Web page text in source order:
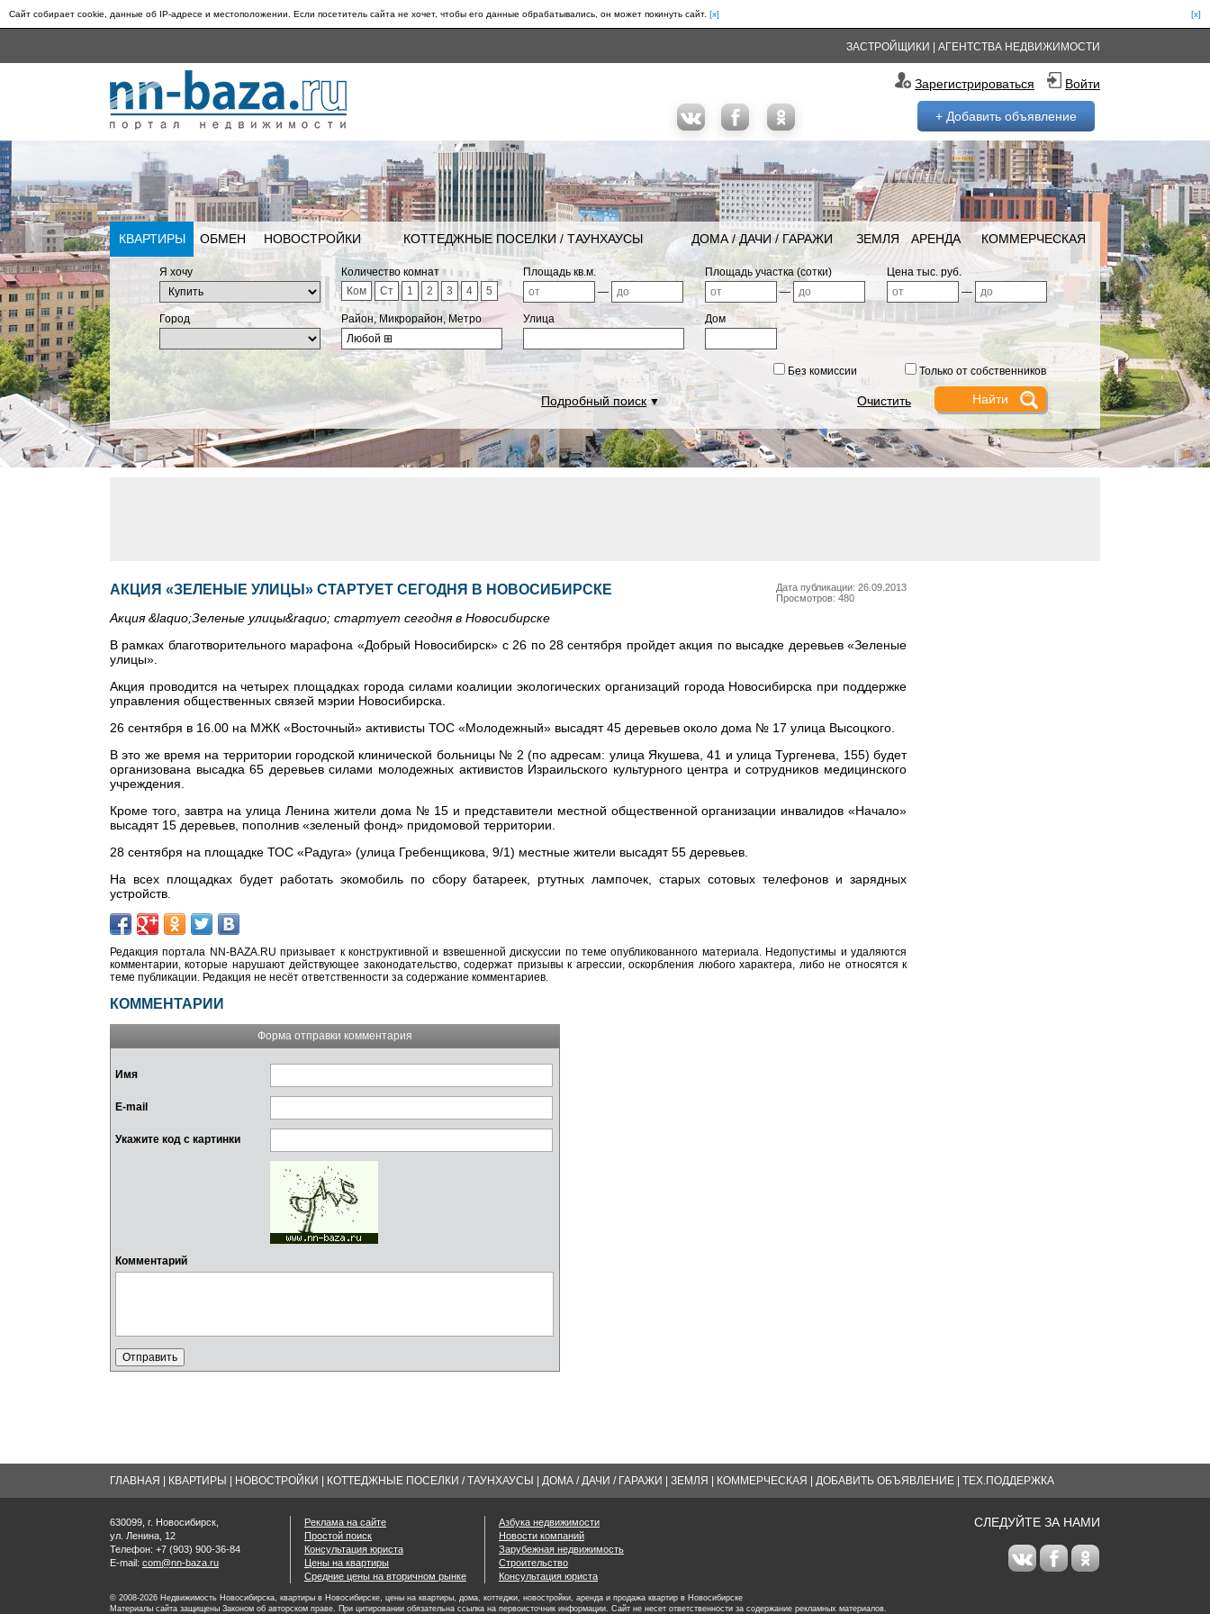
Сайт собирает cookie, данные об IP-адресе и местоположении. Если посетитель сайта не хочет, чтобы его данные обрабатывались, он может покинуть сайт. [x]
[x]
ЗАСТРОЙЩИКИ АГЕНТСТВА НЕДВИЖИМОСТИ
Зарегистрироваться Войти
+ Добавить объявление
КВАРТИРЫ ОБМЕН НОВОСТРОЙКИ КОТТЕДЖНЫЕ ПОСЕЛКИ / ТАУНХАУСЫ ДОМА / ДАЧИ / ГАРАЖИ ЗЕМЛЯ АРЕНДА КОММЕРЧЕСКАЯ
Я хочу
Количество комнат
Ком
Ст 1 2 3 4 5
Площадь кв.м.
—
Площадь участка (сотки)
—
Цена тыс. руб.
—
Город
Район, Микрорайон, Метро
Любой ⊞
Улица Дом
Без комиссии Только от собственников
Подробный поиск▼ Очистить
Дата публикации: 26.09.2013
Просмотров: 480
АКЦИЯ «ЗЕЛЕНЫЕ УЛИЦЫ» СТАРТУЕТ СЕГОДНЯ В НОВОСИБИРСКЕ
Акция &laquo;Зеленые улицы&raquo; стартует сегодня в Новосибирске
В рамках благотворительного марафона «Добрый Новосибирск» с 26 по 28 сентября пройдет акция по высадке деревьев «Зеленые
улицы».
Акция проводится на четырех площадках города силами коалиции экологических организаций города Новосибирска при поддержке
управления общественных связей мэрии Новосибирска.
26 сентября в 16.00 на МЖК «Восточный» активисты ТОС «Молодежный» высадят 45 деревьев около дома № 17 улица Высоцкого.
В это же время на территории городской клинической больницы № 2 (по адресам: улица Якушева, 41 и улица Тургенева, 155) будет
организована высадка 65 деревьев силами молодежных активистов Израильского культурного центра и сотрудников медицинского
учреждения.
Кроме того, завтра на улица Ленина жители дома № 15 и представители местной общественной организации инвалидов «Начало»
высадят 15 деревьев, пополнив «зеленый фонд» придомовой территории.
28 сентября на площадке ТОС «Радуга» (улица Гребенщикова, 9/1) местные жители высадят 55 деревьев.
На всех площадках будет работать экомобиль по сбору батареек, ртутных лампочек, старых сотовых телефонов и зарядных
устройств.
Редакция портала NN-BAZA.RU призывает к конструктивной и взвешенной дискуссии по теме опубликованного материала. Недопустимы и удаляются
комментарии, которые нарушают действующее законодательство, содержат призывы к агрессии, оскорбления любого характера, либо не относятся к
теме публикации. Редакция не несёт ответственности за содержание комментариев.
КОММЕНТАРИИ
Форма отправки комментария
Имя
E-mail
Укажите код с картинки
Комментарий
ГЛАВНАЯ КВАРТИРЫ НОВОСТРОЙКИ КОТТЕДЖНЫЕ ПОСЕЛКИ / ТАУНХАУСЫ ДОМА / ДАЧИ / ГАРАЖИ ЗЕМЛЯ КОММЕРЧЕСКАЯ ДОБАВИТЬ ОБЪЯВЛЕНИЕ ТЕХ.ПОДДЕРЖКА
630099, г. Новосибирск,
ул. Ленина, 12
Телефон: +7 (903) 900-36-84
E-mail: com@nn-baza.ru
Реклама на сайте
Простой поиск
Консультация юриста
Цены на квартиры
Средние цены на вторичном рынке
Азбука недвижимости
Новости компаний
Зарубежная недвижимость
Строительство
Консультация юриста
СЛЕДУЙТЕ ЗА НАМИ
© 2008-2026 Недвижимость Новосибирска, квартиры в Новосибирске, цены на квартиры, дома, коттеджи, новостройки, аренда и продажа квартир в Новосибирске
Материалы сайта защищены Законом об авторском праве. При цитировании обязательна ссылка на первоисточник информации. Сайт не несет ответственности за содержание рекламных материалов.